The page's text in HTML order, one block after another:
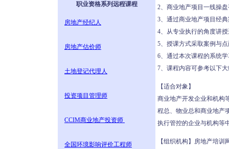
职业资格系列远程课程
房地产经纪人
房地产估价师
土地登记代理人
投资项目管理师
CCIM商业地产投资师
全国环境影响评价工程师
2、商业地产项目一线操
3、通过商业地产项目经
4、从专业执行的角度讲
5、授课方式采取案例与
6、通过本次课程的系统
7、课程内容可参考以下
【适合对象】
商业地产开发企业和机构
程总、物业总和商业地产
执行管控的企业与机构等
【组织机构】房地产培